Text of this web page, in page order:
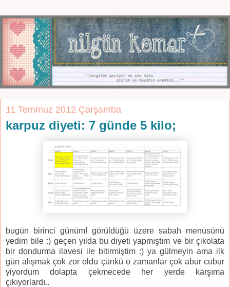
11 Temmuz 2012 Çarşamba
karpuz diyeti: 7 günde 5 kilo;
bugün birinci günüm! görüldüğü üzere sabah menüsünü
yedim bile :) geçen yılda bu diyeti yapmıştım ve bir çikolata
bir dondurma ilavesi ile bitirmiştim :) ya gülmeyin ama ilk
gün alışmak çok zor oldu çünkü o zamanlar çok abur cubur
yiyordum dolapta çekmecede her yerde karşıma
çıkıyorlardı..